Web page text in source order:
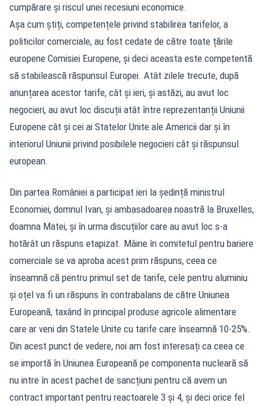
cumpărare și riscul unei recesiuni economice.
Așa cum știți, competențele privind stabilirea tarifelor, a
politicilor comerciale, au fost cedate de către toate țările
europene Comisiei Europene, și deci aceasta este competentă
să stabilească răspunsul Europei. Atât zilele trecute, după
anunțarea acestor tarife, cât și ieri, și astăzi, au avut loc
negocieri, au avut loc discuții atât între reprezentanții Uniunii
Europene cât și cei ai Statelor Unite ale Americii dar și în
interiorul Uniunii privind posibilele negocieri cât și răspunsul
european.
Din partea României a participat ieri la ședință ministrul
Economiei, domnul Ivan, și ambasadoarea noastră la Bruxelles,
doamna Matei, și în urma discuțiilor care au avut loc s-a
hotărât un răspuns etapizat. Mâine în comitetul pentru bariere
comerciale se va aproba acest prim răspuns, ceea ce
înseamnă că pentru primul set de tarife, cele pentru aluminiu
și oțel va fi un răspuns în contrabalans de către Uniunea
Europeană, taxând în principal produse agricole alimentare
care ar veni din Statele Unite cu tarife care înseamnă 10-25%.
Din acest punct de vedere, noi am fost interesați ca ceea ce
se importă în Uniunea Europeană pe componenta nucleară să
nu intre în acest pachet de sancțiuni pentru că avem un
contract important pentru reactoarele 3 și 4, și deci orice fel